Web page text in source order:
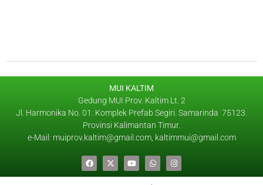
MUI KALTIM
Gedung MUI Prov. Kaltim Lt. 2
Jl. Harmonika No. 01. Komplek Prefab Segiri. Samarinda 75123.
Provinsi Kalimantan Timur.
e-Mail: muiprov.kaltim@gmail.com, kaltimmui@gmail.com